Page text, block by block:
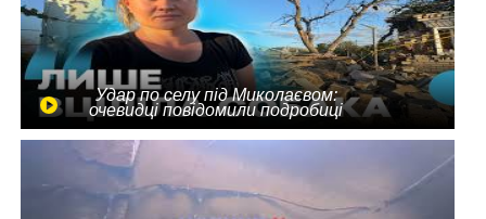
Удар по селу під Миколаєвом:
очевидці повідомили подробиці